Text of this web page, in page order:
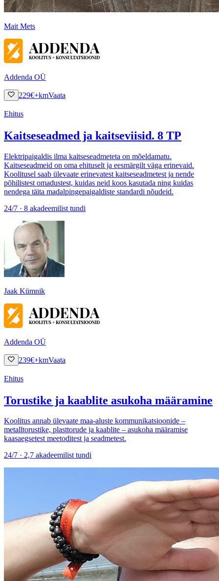
Mait Mets
Addenda OÜ
229€+kmVaata
Ehitus
Kaitseseadmed ja kaitseviisid. 8 TP
Elektripaigaldis ilma kaitseseadmeteta on mõeldamatu.
Kaitseseadmeid on oma ehituselt ja eesmärgilt väga erinevaid.
Koolitusel saab ülevaate erinevatest kaitseseadmetest ja nende
põhilistest omadustest, kuidas neid koos kasutada ning kuidas
nendega täita madalpingepaigaldiste standardi nõudeid.
24/7 · 8 akadeemilist tundi
Jaak Kümnik
Addenda OÜ
239€+kmVaata
Ehitus
Torustike ja kaablite asukoha määramine
Koolitus annab ülevaate maa-aluste kommunikatsioonide –
metalltorustike, plasttorude ja kaablite – asukoha määramise
kaasaegsetest meetoditest ja seadmetest.
24/7 · 2,7 akadeemilist tundi